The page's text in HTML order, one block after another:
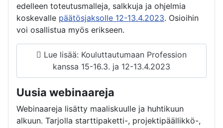
edelleen toteutusmalleja, salkkuja ja ohjelmia
koskevalle päätösjaksolle 12-13.4.2023. Osioihin
voi osallistua myös erikseen.
Lue lisää: Kouluttautumaan Profession
kanssa 15-16.3. ja 12-13.4.2023
Uusia webinaareja
Webinaareja lisätty maaliskuulle ja huhtikuun
alkuun. Tarjolla starttipaketti-, projektipäällikkö-,